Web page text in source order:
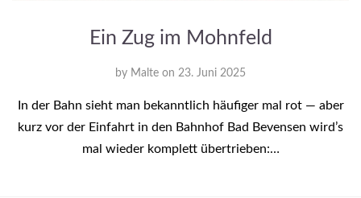
Ein Zug im Mohnfeld
by Malte on 23. Juni 2025
In der Bahn sieht man bekanntlich häufiger mal rot — aber
kurz vor der Einfahrt in den Bahnhof Bad Bevensen wird’s
mal wieder komplett übertrieben:…